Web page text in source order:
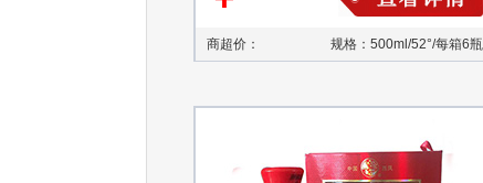
商超价： 规格：500ml/52°/每箱6瓶